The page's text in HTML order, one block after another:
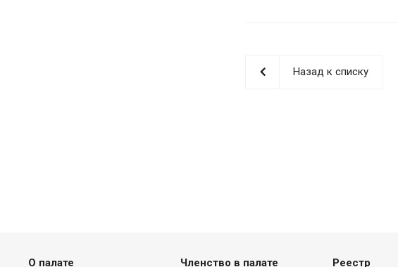
Назад к списку
О палате Членство в палате Реестр